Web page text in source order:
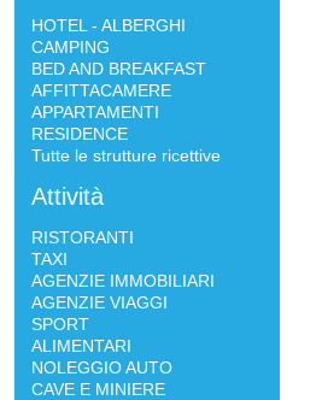
HOTEL - ALBERGHI
CAMPING
BED AND BREAKFAST
AFFITTACAMERE
APPARTAMENTI
RESIDENCE
Tutte le strutture ricettive
Attività
RISTORANTI
TAXI
AGENZIE IMMOBILIARI
AGENZIE VIAGGI
SPORT
ALIMENTARI
NOLEGGIO AUTO
CAVE E MINIERE